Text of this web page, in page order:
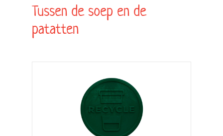
Tussen de soep en de
patatten